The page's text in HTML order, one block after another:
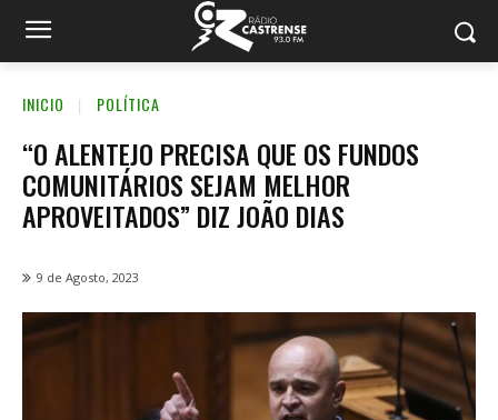
INICIO POLÍTICA
“O ALENTEJO PRECISA QUE OS FUNDOS
COMUNITÁRIOS SEJAM MELHOR
APROVEITADOS” DIZ JOÃO DIAS
9 de Agosto, 2023